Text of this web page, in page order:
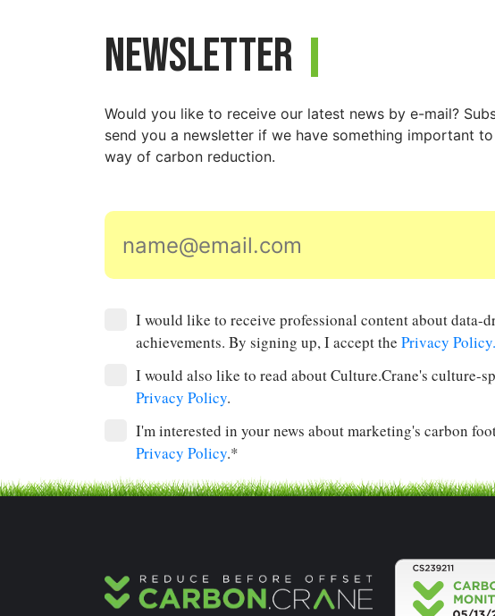
Newsletter
Would you like to receive our latest news by e-mail?
send you a newsletter if we have something important
way of carbon reduction.
I would like to receive professional content about data-
achievements. By signing up, I accept the Privacy Policy.
I would also like to read about Culture.Crane's culture-
Privacy Policy.
I'm interested in your news about marketing's carbon
Privacy Policy.*